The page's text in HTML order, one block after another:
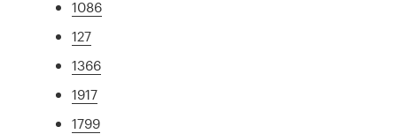
1086
127
1366
1917
1799